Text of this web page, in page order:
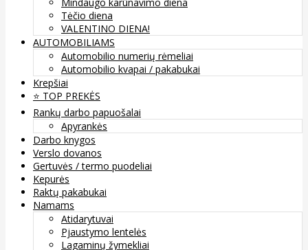
Tėčio diena
VALENTINO DIENA!
AUTOMOBILIAMS
Automobilio numerių rėmeliai
Automobilio kvapai / pakabukai
Krepšiai
⭐️ TOP PREKĖS
Rankų darbo papuošalai
Apyrankės
Darbo knygos
Verslo dovanos
Gertuvės / termo puodeliai
Kepurės
Raktų pakabukai
Namams
Atidarytuvai
Pjaustymo lentelės
Lagaminų žymekliai